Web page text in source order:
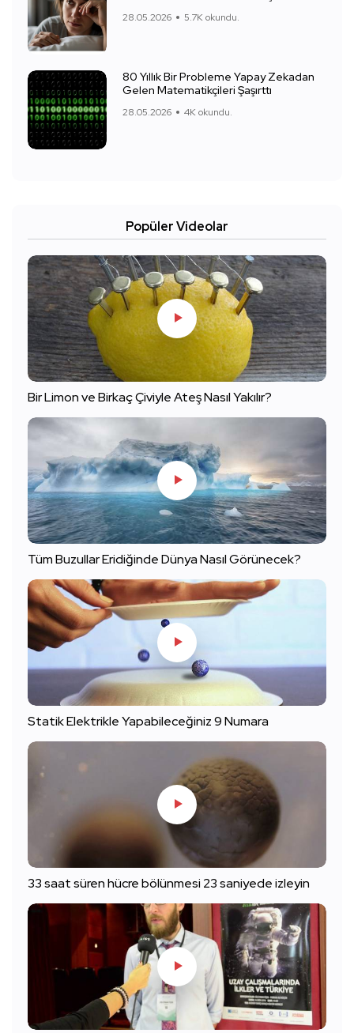
28.05.2026 5.7K okundu.
80 Yıllık Bir Probleme Yapay Zekadan
Gelen Matematikçileri Şaşırttı
28.05.2026 4K okundu.
Popüler Videolar
Bir Limon ve Birkaç Çiviyle Ateş Nasıl Yakılır?
Tüm Buzullar Eridiğinde Dünya Nasıl Görünecek?
Statik Elektrikle Yapabileceğiniz 9 Numara
33 saat süren hücre bölünmesi 23 saniyede izleyin